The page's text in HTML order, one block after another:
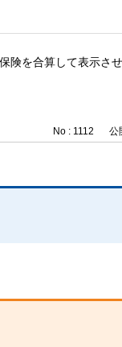
険を合算して表示さ
No : 1112 公